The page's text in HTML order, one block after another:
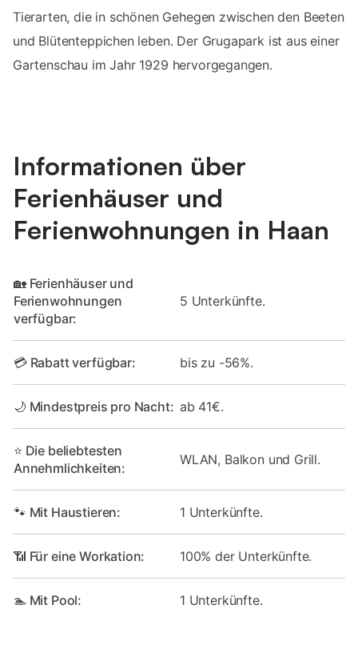
Tierarten, die in schönen Gehegen zwischen den Beeten
und Blütenteppichen leben. Der Grugapark ist aus einer
Gartenschau im Jahr 1929 hervorgegangen.
Informationen über
Ferienhäuser und
Ferienwohnungen in Haan
🏡 Ferienhäuser und
Ferienwohnungen
verfügbar:
5 Unterkünfte.
💳 Rabatt verfügbar: bis zu -56%.
🌙 Mindestpreis pro Nacht: ab 41€.
⭐ Die beliebtesten
Annehmlichkeiten:
WLAN, Balkon und Grill.
🐾 Mit Haustieren: 1 Unterkünfte.
📶 Für eine Workation: 100% der Unterkünfte.
🏊 Mit Pool: 1 Unterkünfte.